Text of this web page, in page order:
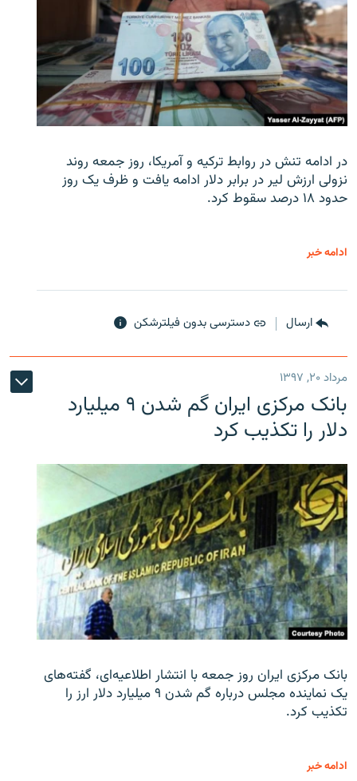
در ادامه تنش در روابط ترکیه و آمریکا، روز جمعه روند
نزولی ارزش لیر در برابر دلار ادامه یافت و ظرف یک روز
حدود ۱۸ درصد سقوط کرد.
ادامه خبر
ارسال دسترسی بدون فیلترشکن
مرداد ۲۰, ۱۳۹۷
بانک مرکزی ایران گم شدن ۹ میلیارد
دلار را تکذیب کرد
بانک مرکزی ایران روز جمعه با انتشار اطلاعیه‌ای، گفته‌های
یک نماینده مجلس درباره گم شدن ۹ میلیارد دلار ارز را
تکذیب کرد.
ادامه خبر